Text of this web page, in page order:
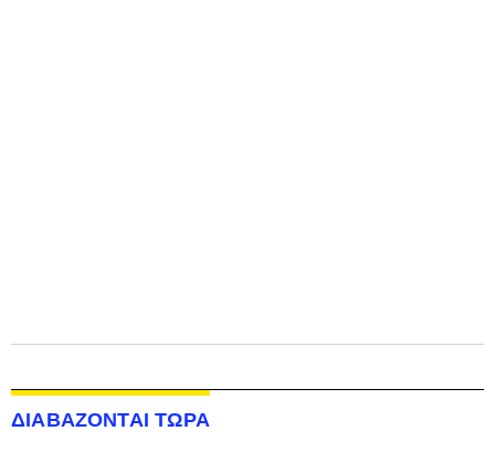
ΔΙΑΒΑΖΟΝΤΑΙ ΤΩΡΑ